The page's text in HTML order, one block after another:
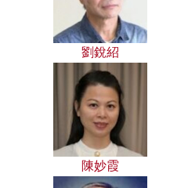
劉銳紹
陳妙霞